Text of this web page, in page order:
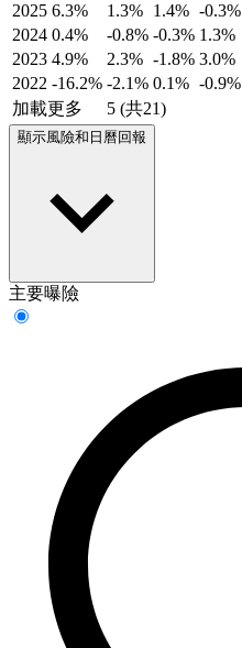
2025 6.3% 1.3% 1.4% -0.3%
2024 0.4% -0.8% -0.3% 1.3%
2023 4.9% 2.3% -1.8% 3.0%
2022 -16.2% -2.1% 0.1% -0.9%
加載更多
5 (共21)
顯示風險和日曆回報
主要曝險